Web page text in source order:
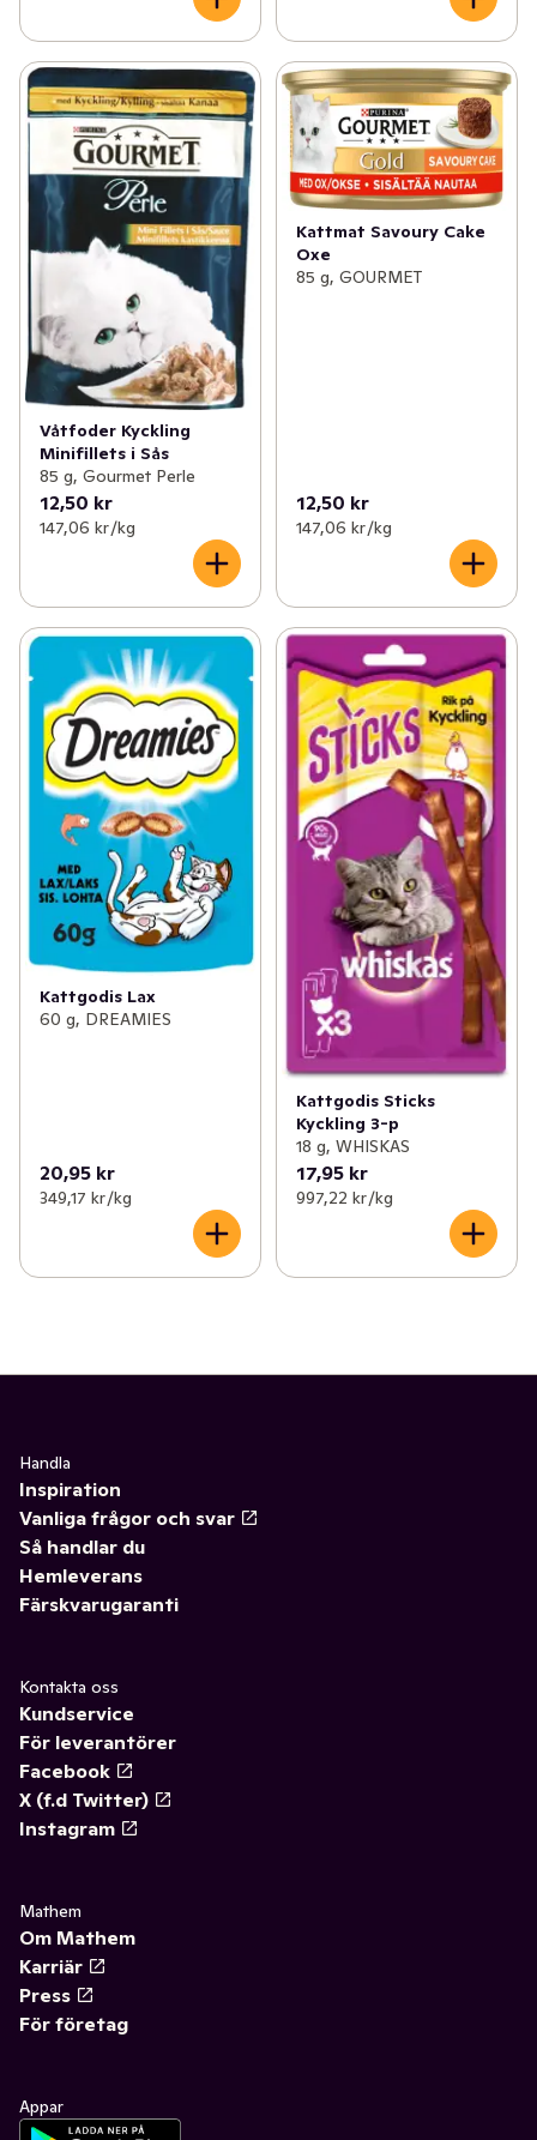
Våtfoder Kyckling
Minifillets i Sås
85 g, Gourmet Perle
12,50 kr
147,06 kr /kg
Kattmat Savoury Cake
Oxe
85 g, GOURMET
12,50 kr
147,06 kr /kg
Kattgodis Lax
60 g, DREAMIES
20,95 kr
349,17 kr /kg
Kattgodis Sticks
Kyckling 3-p
18 g, WHISKAS
17,95 kr
997,22 kr /kg
Handla
Inspiration
Vanliga frågor och svar
Så handlar du
Hemleverans
Färskvarugaranti
Kontakta oss
Kundservice
För leverantörer
Facebook
X (f.d Twitter)
Instagram
Mathem
Om Mathem
Karriär
Press
För företag
Appar